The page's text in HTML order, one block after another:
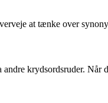
at tænke over
krydsordsruder.